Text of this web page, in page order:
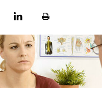
LinekdInSeite